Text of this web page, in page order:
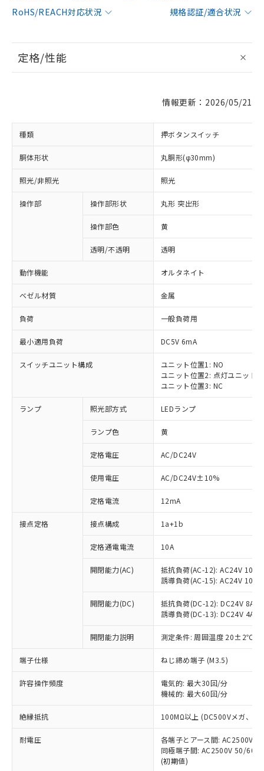
RoHS/REACH対応状況
規格認証/適合状況
定格/性能
情報更新：2026/05/21
種類 押ボタンスイッチ
胴体形状 丸胴形(φ30mm)
照光/非照光 照光
操作部 操作部形状 丸形 突出形
操作部色 黄
透明/不透明 透明
動作機能 オルタネイト
ベゼル材質 金属
負荷 一般負荷用
最小適用負荷 DC5V 6mA
スイッチユニット構成
ユニット位置1: NO
ユニット位置2: 点灯ユニット
ユニット位置3: NC
ランプ 照光部方式 LEDランプ
ランプ色 黄
定格電圧 AC/DC24V
使用電圧 AC/DC24V±10%
定格電流 12mA
接点定格 接点構成 1a+1b
定格通電電流 10A
開閉能力(AC)
抵抗負荷(AC-12): AC24V 10A/
誘導負荷(AC-15): AC24V
開閉能力(DC)
抵抗負荷(DC-12): DC24V 8A/
誘導負荷(DC-13): DC24V 4A/
開閉能力説明 測定条件: 周囲温度 20±2℃、
端子仕様 ねじ締め端子 (M3.5)
許容操作頻度
電気的: 最大30回/分
機械的: 最大60回/分
絶縁抵抗 100MΩ以上 (DC500Vメガ、点
耐電圧
各端子とアース間: AC2500V
同極端子間: AC2500V 50/
(初期値)
ご利用条件
ご利用ください。
本サービスは、当社制御機器事業取扱
商品の当社在庫状況および標準価格
(税抜)を提供させていただくもので
当社制御機器事業取扱商品の中には、
本サービスの対象外となる商品もある
ことをご了承ください。
在庫状況および標準価格照会結果は、
対応済み：EU RoHS指令（10物質）の
非含有に対応した製品が提供可能な商品で
対応予定：EU RoHS指令（10物質）の非含
有に対応した製品に切り替える予定のある
対応予定なし：EU RoHS指令（10物質）の
非含有に非対応の商品で、対応品を出す予
定はありません。
調査・確認中：EU RoHS指令（10物質）の
非含有の対応状況を調査中または確認中の
害物質有無と関係のない商品です。
仕入先様の事情により、非含有部品として
いたものが、含有品と判明した場合などや
むを得ず変更することがあります。
※1 中国RoHS○×表
「○」：最大均質材料含有率が中国RoHSの
基準値以下であることを示します。
「×」：最大均質材料含有率が中国RoHSの
基準値を超えていることを示します。
「－」：未確認です。当社販売部門へお問
当社は、これら貴社製品のうち、外国
為替および外国貿易法に定める商品